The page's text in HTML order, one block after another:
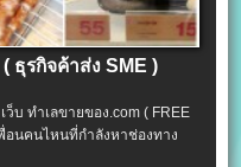
ธุรกิจค้าส่ง SME )
บ ทำเลขายของ.com ( FREE
นคนไหนที่กำลังหาช่องทาง